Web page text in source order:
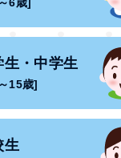
生・中学生
15歳]
生